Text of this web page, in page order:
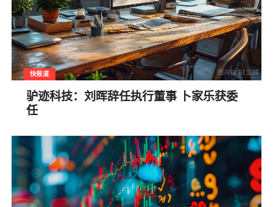
快报道
驴迹科技：刘晖辞任执行董事 卜家乐获委
任